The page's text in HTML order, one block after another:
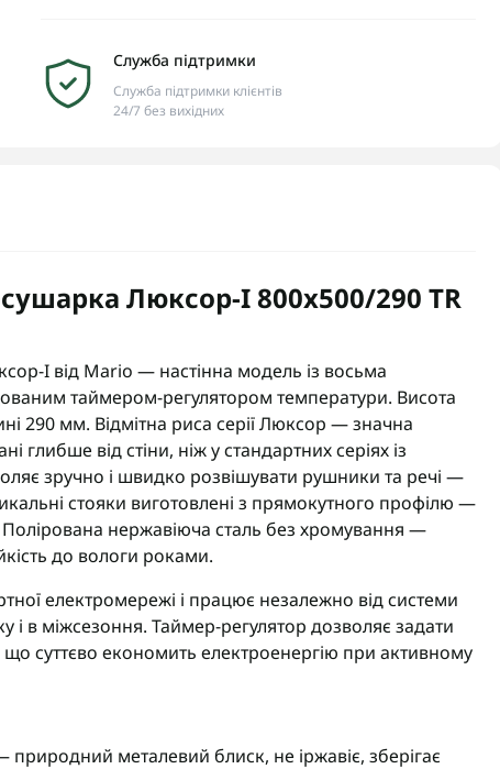
Служба підтримки
Служба підтримки клієнтів
24/7 без вихідних
Люксор-I 800х500/290 TR
I від Mario — настінна модель із восьма
таймером-регулятором температури. Висота
290 мм. Відмітна риса серії Люксор — значна
від стіни, ніж у стандартних серіях із
зручно і швидко розвішувати рушники та речі —
стояки виготовлені з прямокутного профілю —
Полірована нержавіюча сталь без хромування —
до вологи роками.
електромережі і працює незалежно від системи
і в міжсезоння. Таймер-регулятор дозволяє задати
що суттєво економить електроенергію при активному
металевий блиск, не іржавіє, зберігає